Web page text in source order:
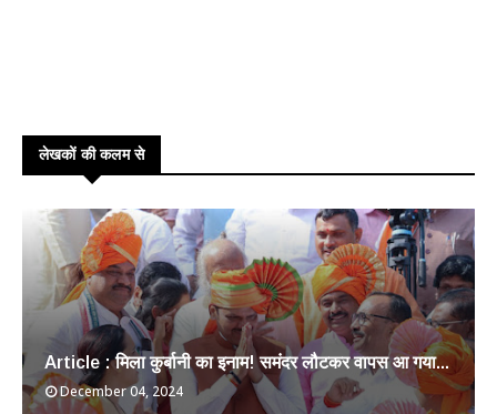
लेखकों की कलम से
Article : मिला कुर्बानी का इनाम! समंदर लौटकर वापस आ गया...
December 04, 2024